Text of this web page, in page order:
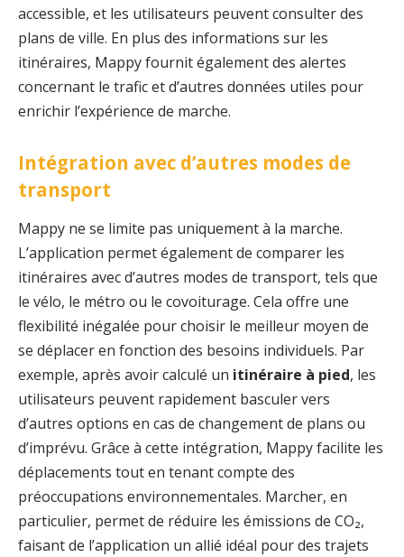
accessible, et les utilisateurs peuvent consulter des
plans de ville. En plus des informations sur les
itinéraires, Mappy fournit également des alertes
concernant le trafic et d’autres données utiles pour
enrichir l’expérience de marche.
Intégration avec d’autres modes de
transport
Mappy ne se limite pas uniquement à la marche.
L’application permet également de comparer les
itinéraires avec d’autres modes de transport, tels que
le vélo, le métro ou le covoiturage. Cela offre une
flexibilité inégalée pour choisir le meilleur moyen de
se déplacer en fonction des besoins individuels. Par
exemple, après avoir calculé un itinéraire à pied, les
utilisateurs peuvent rapidement basculer vers
d’autres options en cas de changement de plans ou
d’imprévu. Grâce à cette intégration, Mappy facilite les
déplacements tout en tenant compte des
préoccupations environnementales. Marcher, en
particulier, permet de réduire les émissions de CO₂,
faisant de l’application un allié idéal pour des trajets